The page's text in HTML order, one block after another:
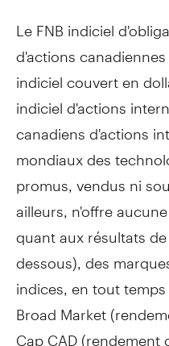
Le FNB indiciel
d'actions
indiciel couvert en
indiciel d'actions
canadiens d'actions
mondiaux des
promus, vendus ni
ailleurs, n'offre
quant aux résultats
dessous), des
indices, en tout
Broad Market
Cap CAD